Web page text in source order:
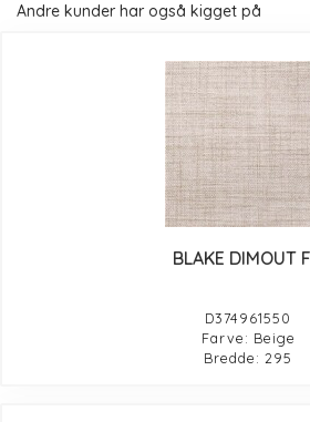
Andre kunder har også kigget på
BLAKE DIMOUT
D374961550
Farve: Beige
Bredde: 295